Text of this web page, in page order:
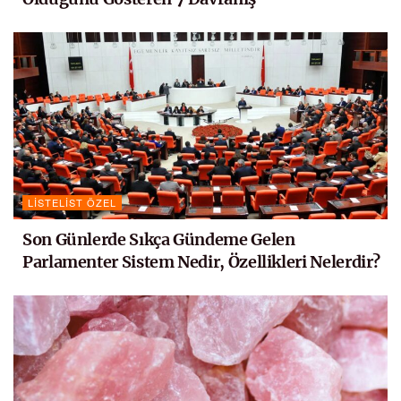
LISTELIST ÖZEL
Son Günlerde Sıkça Gündeme Gelen
Parlamenter Sistem Nedir, Özellikleri Nelerdir?